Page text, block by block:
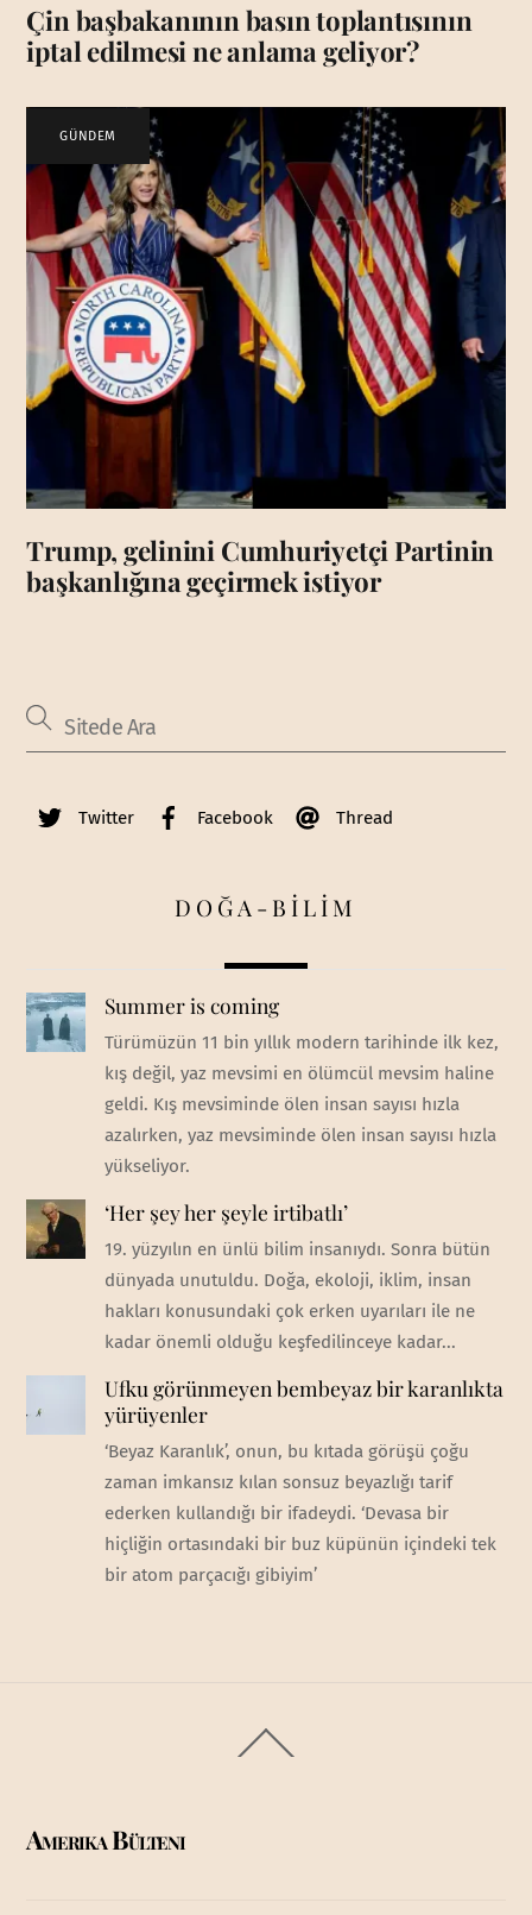
Çin başbakanının basın toplantısının
iptal edilmesi ne anlama geliyor?
GÜNDEM
Trump, gelinini Cumhuriyetçi Partinin
başkanlığına geçirmek istiyor
Twitter Facebook Thread
DOĞA-BİLİM
Summer is coming
Türümüzün 11 bin yıllık modern tarihinde ilk kez,
kış değil, yaz mevsimi en ölümcül mevsim haline
geldi. Kış mevsiminde ölen insan sayısı hızla
azalırken, yaz mevsiminde ölen insan sayısı hızla
yükseliyor.
‘Her şey her şeyle irtibatlı’
19. yüzyılın en ünlü bilim insanıydı. Sonra bütün
dünyada unutuldu. Doğa, ekoloji, iklim, insan
hakları konusundaki çok erken uyarıları ile ne
kadar önemli olduğu keşfedilinceye kadar...
Ufku görünmeyen bembeyaz bir karanlıkta
yürüyenler
‘Beyaz Karanlık’, onun, bu kıtada görüşü çoğu
zaman imkansız kılan sonsuz beyazlığı tarif
ederken kullandığı bir ifadeydi. ‘Devasa bir
hiçliğin ortasındaki bir buz küpünün içindeki tek
bir atom parçacığı gibiyim’
To
Amerika Bülteni